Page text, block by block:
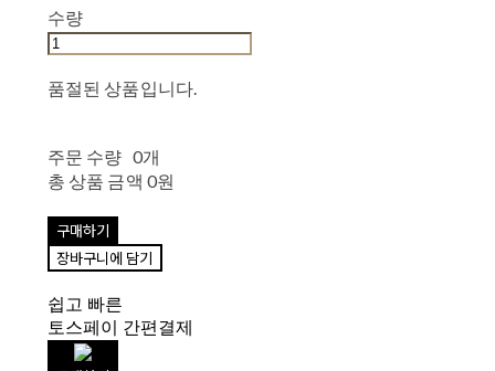
수량
품절된 상품입니다.
주문 수량 0개
총 상품 금액 0원
구매하기
장바구니에 담기
쉽고 빠른
토스페이 간편결제